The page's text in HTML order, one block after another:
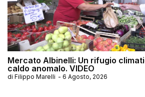
Mercato Albinelli: Un rifugio
caldo anomalo. VIDEO
di Filippo Marelli - 6 Agosto, 2026